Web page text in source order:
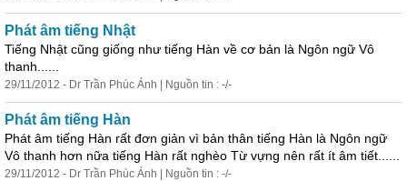
Phát âm tiếng Nhật
Tiếng Nhật cũng giống như tiếng Hàn về cơ bản là Ngôn ngữ Vô
thanh......
29/11/2012 - Dr Trần Phúc Ánh | Nguồn tin : -/-
Phát âm tiếng Hàn
Phát âm tiếng Hàn rất đơn giản vì bản thân tiếng Hàn là Ngôn ngữ
Vô thanh hơn nữa tiếng Hàn rất nghèo Từ vựng nên rất ít âm tiết......
29/11/2012 - Dr Trần Phúc Ánh | Nguồn tin : -/-